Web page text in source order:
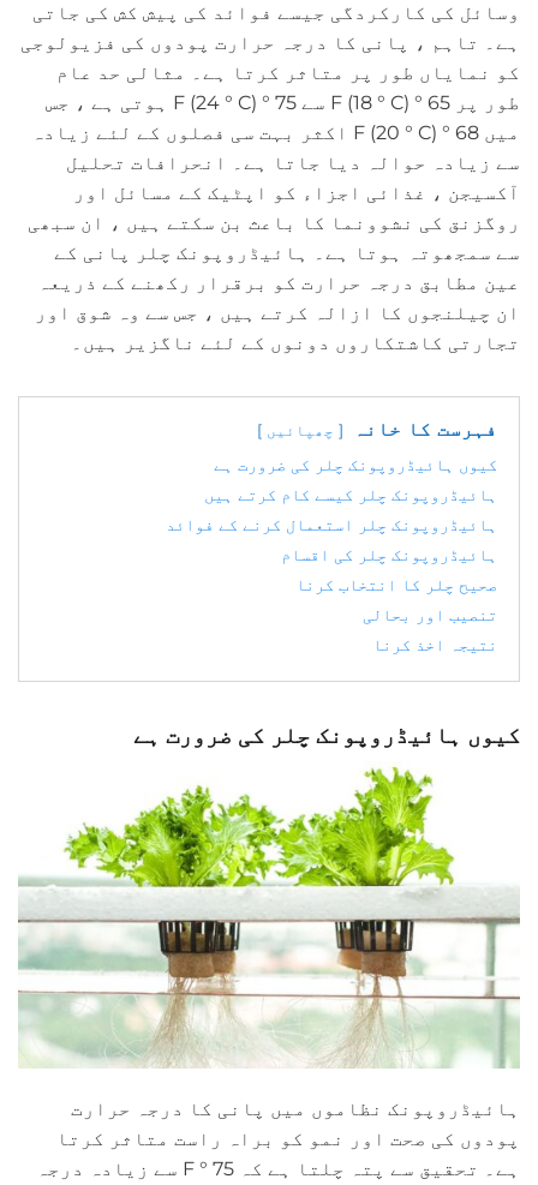
وسائل کی کارکردگی جیسے فوائد کی پیش کش کی جاتی
ہے۔ تاہم ، پانی کا درجہ حرارت پودوں کی فزیولوجی
کو نمایاں طور پر متاثر کرتا ہے۔ مثالی حد عام
طور پر 65 ° F (18 ° C) سے 75 ° F (24 ° C) ہوتی ہے ، جس
میں 68 ° F (20 ° C) اکثر بہت سی فصلوں کے لئے زیادہ
سے زیادہ حوالہ دیا جاتا ہے۔ انحرافات تحلیل
آکسیجن ، غذائی اجزاء کو اپٹیک کے مسائل اور
روگزنق کی نشوونما کا باعث بن سکتے ہیں ، ان سبھی
سے سمجھوتہ ہوتا ہے۔ ہائیڈروپونک چلر پانی کے
عین مطابق درجہ حرارت کو برقرار رکھنے کے ذریعہ
ان چیلنجوں کا ازالہ کرتے ہیں ، جس سے وہ شوق اور
تجارتی کاشتکاروں دونوں کے لئے ناگزیر ہیں۔
فہرست کا خانہ چھپائیں
کیوں ہائیڈروپونک چلر کی ضرورت ہے
ہائیڈروپونک چلر کیسے کام کرتے ہیں
ہائیڈروپونک چلر استعمال کرنے کے فوائد
ہائیڈروپونک چلر کی اقسام
صحیح چلر کا انتخاب کرنا
تنصیب اور بحالی
نتیجہ اخذ کرنا
کیوں ہائیڈروپونک چلر کی ضرورت ہے
ہائیڈروپونک نظاموں میں پانی کا درجہ حرارت
پودوں کی صحت اور نمو کو براہ راست متاثر کرتا
ہے۔ تحقیق سے پتہ چلتا ہے کہ 75 ° F سے زیادہ درجہ